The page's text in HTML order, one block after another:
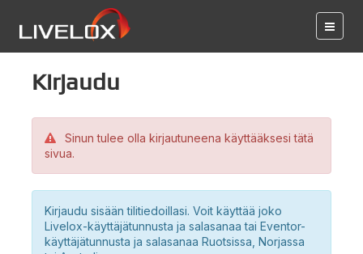
Kirjaudu
Sinun tulee olla kirjautuneena käyttääksesi tätä
sivua.
Kirjaudu sisään tilitiedoillasi. Voit käyttää joko
Livelox-käyttäjätunnusta ja salasanaa tai Eventor-
käyttäjätunnusta ja salasanaa Ruotsissa, Norjassa